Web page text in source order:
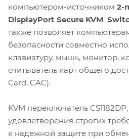
компьютером-источником 2-
DisplayPort Secure KVM
также позволяет
безопасности совместно
клавиатуру, мышь, монитор,
считыватель карт общего
Card, CAC).
KVM переключатель
удовлетворения строгих
к надежной защите при